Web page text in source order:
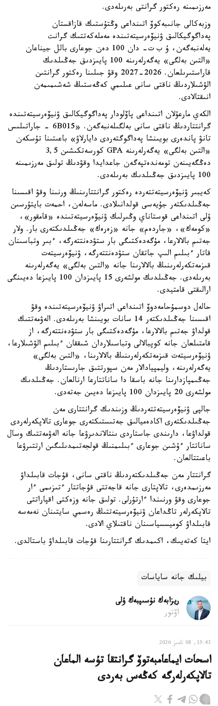
مەرزىمىنە رەكتور گرانتى بەرىلەدى.
وزبەكالى جانىبەكوۆ اتىنداعى وڭتۇستىك قازاقستان
پەداگوگيكالىق ۋنيۆەرسيتەتىندە مەملەكەتتىك گرانت
يەلەنبەگەن، ۇ ب ت- دان 100 دەن جوعارى بالل جيناعان
«التىن بەلگى» يەگەرلەرىنە 100 پايىزدىق جەڭىلدىك
قاراستىرىلعان. 2026-2027 وقۋ جىلىنا رەكتور گرانتىن
الۋشىلاردىڭ ناقتى سانى عىلىمي كەڭەستىڭ شەشىمىمەن
انىقتالادى.
الكەي مارعۇلان اتىنداعى پاۆلودار پەداگوگيكالىق ۋنيۆەرسيتەتىندە
گرانتتاردىڭ ناقتى سانى بەلگىلەنبەگەن. «6B015 - جاراتىلىس
تانۋ پاندەرى بويىنشا پەداگوگتەردى دايارلاۋ» باعىتىنا تۇسكەن
«التىن بەلگى» يەگەرلەرىنە GPA كورسەتكىشىن 3,5
دەڭگەيىنەن تومەندەتپەگەن جاعدايدا وقۋدىڭ تولىق مەرزىمىنە
100 پايىزدىق جەڭىلدىك بەرىلەدى.
كەيبىر ۋنيۆەرسيتەتتەردە رەكتور گرانتتارىنىڭ ورنىنا وقۋ اقىسىنا
جەڭىلدىكتەر جۇيەسى قولدانىلادى. ماسەلەن، احمەت بايتۇرسىن
ۇلى اتىنداعى قوستاناي وڭىرلىك ۋنيۆەرسيتەتىندە «قامقور»،
«كومەك»، «جاردەم» جانە «زەرەك» جەڭىلدىكتەرى بار. ولار
جەتىم بالالارعا، مۇگەدەكتىگى بار ستۋدەنتتەرگە، ءبىر وتباسىنان
قاتار ءبىلىم الىپ جاتقان ستۋدەنتتەرگە، ۋنيۆەرسيتەت
قىزمەتكەرلەرىنىڭ بالالارىنا جانە «التىن بەلگى» يەگەرلەرىنە
بەرىلەدى. جەڭىلدىك مولشەرى 15 پايىزدان 100 پايىزعا دەيىنگى
ارالىقتى قامتيدى.
حالەل دوسمۇحامەدوۆ اتىنداعى اتىراۋ ۋنيۆەرسيتەتىندە وقۋ
اقىسىنا جەڭىلدىكتەر 14 سانات بويىنشا بەرىلەدى. الەۋمەتتىك
قولداۋ جەتىم بالالارعا، مۇگەدەكتىگى بار ستۋدەنتتەرگە، از
قامتىلعان جانە كوپبالالى وتباسىلاردان شىققان ءبىلىم الۋشىلارعا،
ۋنيۆەرسيتەت قىزمەتكەرلەرىنىڭ بالالارىنا، «التىن بەلگى»
يەگەرلەرىنە، وليمپيادالار مەن سپورتتىق جارىستاردىڭ
جەڭىمپازدارىنا جانە باسقا دا ساناتتارعا ارنالعان. جەڭىلدىك
مولشەرى 20 پايىزدان 100 پايىزعا دەيىن جەتەدى.
جالپى ۋنيۆەرسيتەتتەردىڭ وزىندىك گرانتتارى مەن
جەڭىلدىكتەرى اكادەميالىق جەتىستىكتەرى جوعارى تالاپكەرلەردى
قولداۋعا، دارىندى جاستاردى ىنتالاندىرۋعا جانە الەۋمەتتىك وسال
ساناتتار ءۇشىن جوعارى ءبىلىمنىڭ قولجەتىمدىلىگىن ارتتىرۋعا
باعىتتالعان.
گرانتتار مەن جەڭىلدىكتەردىڭ ناقتى سانى، قۇجات قابىلداۋ
مەرزىمدەرى، تالاپتارى جانە قاجەتتى قۇجاتتار ءتىزىمى ءار
جوعارى وقۋ ورنىندا ءارتۇرلى. تولىق جانە وزەكتى اقپاراتتى
تالاپكەرلەر تاڭداعان ۋنيۆەرسيتەتتىڭ رەسمي سايتىنان نەمەسە
قابىلداۋ كوميسسياسىنان ناقتىلاي الادى.
ايتا كەتەيىك، اكىمدىك گرانتتارىنا قۇجات قابىلداۋ باستالدى.
بيلىك جانە ساياسات
ريزابەك نۇسىپبەك ۇلى
اۆتور
15:43, 08 تامىز 2026
اسحات ايماعامبەتوۆ گرانتقا تۇسە الماعان
تالاپكەرلەرگە كەڭەس بەردى